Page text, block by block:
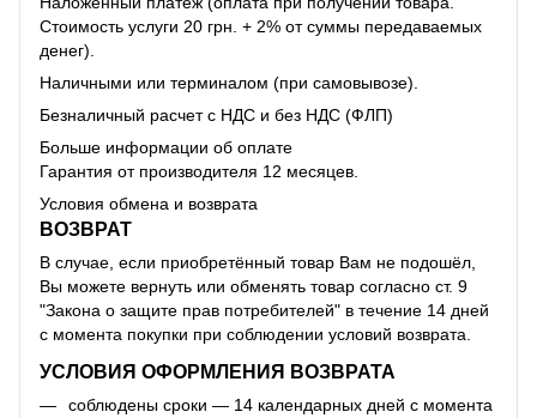
Стоимость услуги 20 грн. + 2% от суммы передаваемых
денег).
Наличными или терминалом (при самовывозе).
Безналичный расчет с НДС и без НДС (ФЛП)
Больше информации об оплате
Гарантия от производителя 12 месяцев.
Условия обмена и возврата
ВОЗВРАТ
В случае, если приобретённый товар Вам не подошёл,
Вы можете вернуть или обменять товар согласно ст. 9
"Закона о защите прав потребителей" в течение 14 дней
с момента покупки при соблюдении условий возврата.
УСЛОВИЯ ОФОРМЛЕНИЯ ВОЗВРАТА
соблюдены сроки — 14 календарных дней с момента